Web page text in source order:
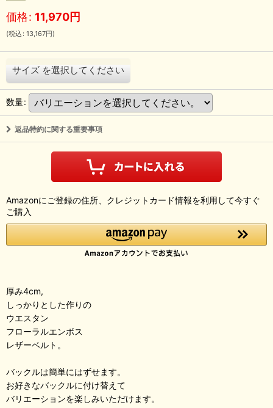
価格: 11,970円
(税込 : 13,167円)
サイズ を選択してください
数量:
返品特約に関する重要事項
Amazonにご登録の住所、クレジットカード情報を利用して今すぐ
ご購入
厚み4cm,
しっかりとした作りの
ウエスタン
フローラルエンボス
レザーベルト。
バックルは簡単にはずせます。
お好きなバックルに付け替えて
バリエーションを楽しみいただけます。